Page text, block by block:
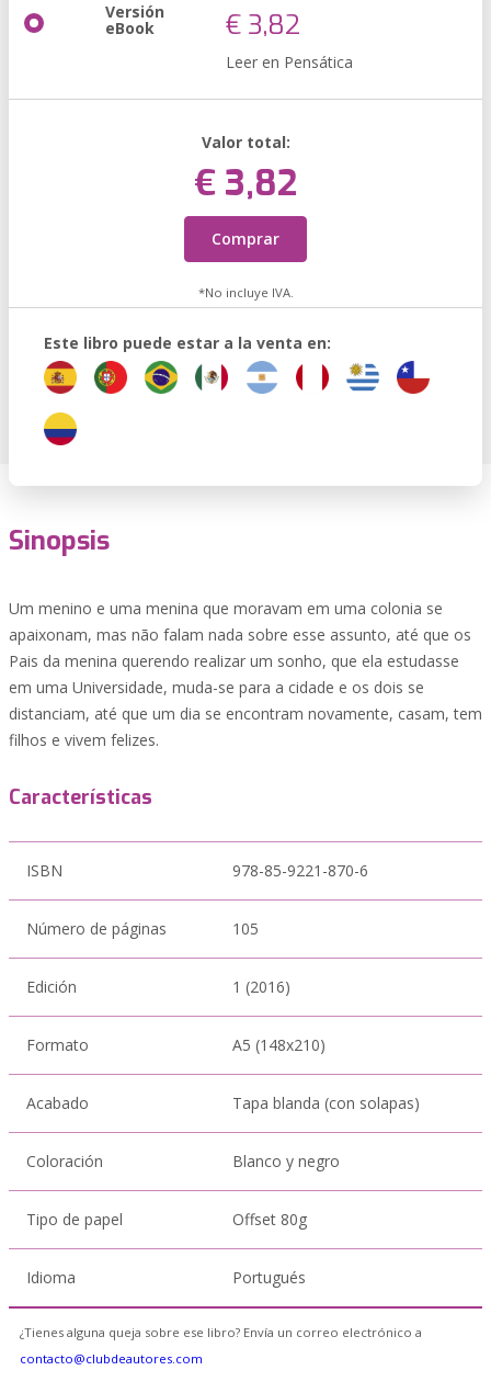
Versión
eBook € 3,82
Leer en Pensática
Valor total:
€ 3,82
Comprar
*No incluye IVA.
Este libro puede estar a la venta en:
Sinopsis
Um menino e uma menina que moravam em uma colonia se
apaixonam, mas não falam nada sobre esse assunto, até que os
Pais da menina querendo realizar um sonho, que ela estudasse
em uma Universidade, muda-se para a cidade e os dois se
distanciam, até que um dia se encontram novamente, casam, tem
filhos e vivem felizes.
Características
ISBN 978-85-9221-870-6
Número de páginas 105
Edición 1 (2016)
Formato A5 (148x210)
Acabado Tapa blanda (con solapas)
Coloración Blanco y negro
Tipo de papel Offset 80g
Idioma Portugués
¿Tienes alguna queja sobre ese libro? Envía un correo electrónico a
contacto@clubdeautores.com